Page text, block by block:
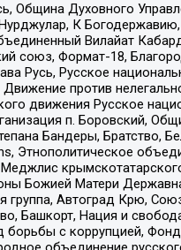
Община Духовного
К
Вилайат
союз, Формат-18,
Русь, Русское
против
движения Русское
п. Боровский,
Бандеры, Братство,
Этнополитическое
Божией Матери
Автоград Крю,
Башкорт, Нация и
с коррупцией,